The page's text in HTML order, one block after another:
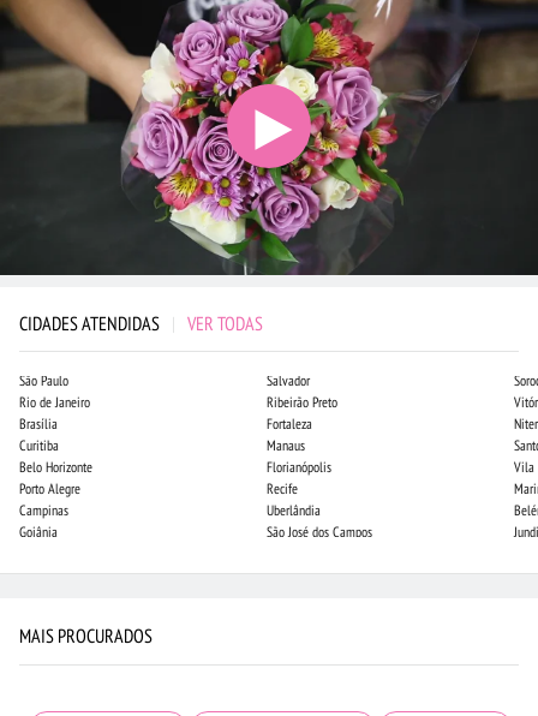
CIDADES ATENDIDAS | VER TODAS
São Paulo
Rio de Janeiro
Brasília
Curitiba
Belo Horizonte
Porto Alegre
Campinas
Goiânia
Salvador
Ribeirão Preto
Fortaleza
Manaus
Florianópolis
Recife
Uberlândia
São José dos Campos
Vila
MAIS PROCURADOS